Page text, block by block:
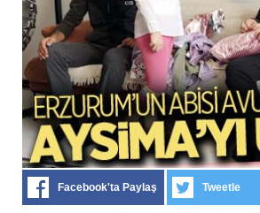
Facebook'ta Paylaş Tweetle